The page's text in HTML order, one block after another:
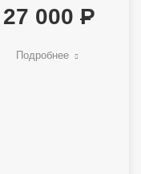
27 000
Подробнее